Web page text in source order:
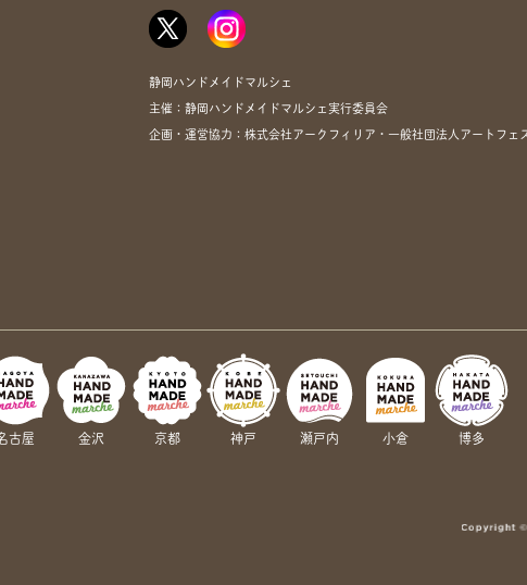
静岡ハンドメイドマルシェ
主催：静岡ハンドメイドマルシェ実行委員会
企画・運営協力：株式会社アークフィリア・一般社団法人アートフェ
古屋 金沢 京都 神戸 瀬戸内 小倉 博多